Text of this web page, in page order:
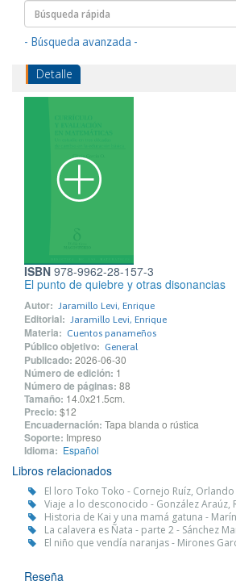
- Búsqueda avanzada -
Detalle
ISBN 978-9962-28-157-3
El punto de quiebre y otras disonancias
Autor: Jaramillo Levi, Enrique
Editorial: Jaramillo Levi, Enrique
Materia: Cuentos panameños
Público objetivo: General
Publicado: 2026-06-30
Número de edición: 1
Número de páginas: 88
Tamaño: 14.0x21.5cm.
Precio: $12
Encuadernación: Tapa blanda o rústica
Soporte: Impreso
Idioma: Español
Libros relacionados
El loro Toko Toko - Cornejo Ruíz, Orlando
Viaje a lo desconocido - González Araúz,
Historia de Kai y una mamá gatuna -
La calavera es Ñata - parte 2 - Sánchez
El niño que vendía naranjas - Mirones
Reseña